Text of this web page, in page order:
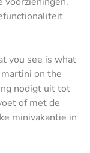
you see is what
on the
nodigt uit tot
of met de
minivakantie in